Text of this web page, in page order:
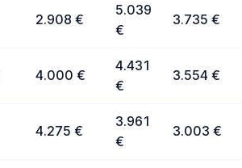
2.908 €
5.039
€
3.735 €
4.000 €
4.431
€
3.554 €
4.275 €
3.961
€
3.003 €